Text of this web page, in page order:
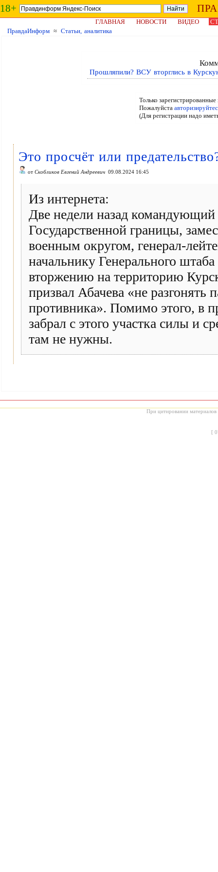
18+
ГЛАВНАЯ НОВОСТИ ВИДЕО
ПравдаИнформ ≈ Статьи, аналитика
Прошляпили? ВСУ вторглись в
Только
Пожалуйста
(Для регистрации надо
Это просчёт или
от Скобликов Евгений Андреевич 09.08.2024 16:45
Из интернета:
Две недели назад
Государственной границы,
военным округом, генерал-
начальнику Генерального
вторжению на территорию
призвал Абачева «не
противника». Помимо этого, в
забрал с этого участка силы и
там не нужны.
При цитировании материалов
[